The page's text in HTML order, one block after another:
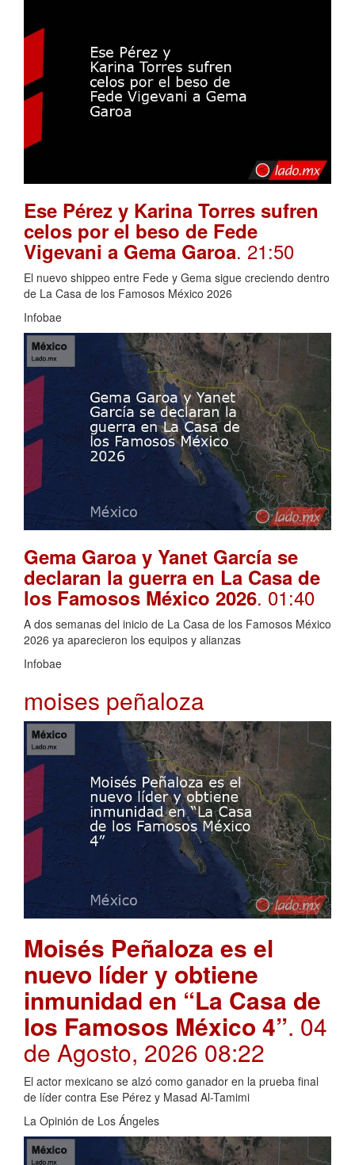
Ese Pérez y Karina Torres sufren
celos por el beso de Fede
Vigevani a Gema Garoa. 21:50
El nuevo shippeo entre Fede y Gema sigue creciendo dentro
de La Casa de los Famosos México 2026
Infobae
Gema Garoa y Yanet García se
declaran la guerra en La Casa de
los Famosos México 2026. 01:40
A dos semanas del inicio de La Casa de los Famosos México
2026 ya aparecieron los equipos y alianzas
Infobae
moises peñaloza
Moisés Peñaloza es el
nuevo líder y obtiene
inmunidad en “La Casa de
los Famosos México 4”. 04
de Agosto, 2026 08:22
El actor mexicano se alzó como ganador en la prueba final
de líder contra Ese Pérez y Masad Al-Tamimi
La Opinión de Los Ángeles